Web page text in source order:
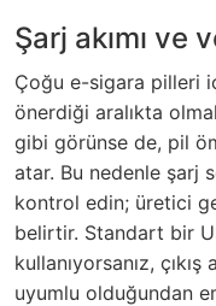
Şarj akımı ve
Çoğu e-sigara pilleri
önerdiği aralıkta
gibi görünse de, pil
atar. Bu nedenle şarj
kontrol edin; üretici
belirtir. Standart bir
kullanıyorsanız,
uyumlu olduğundan